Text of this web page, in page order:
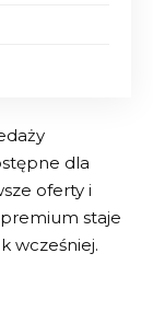
dla
oferty i
staje
wcześniej.